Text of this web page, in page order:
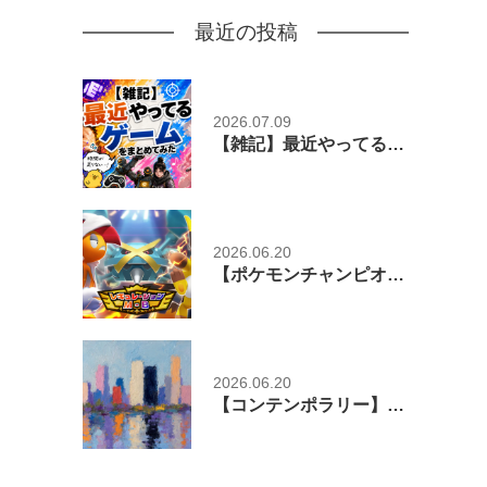
最近の投稿
2026.07.09
【雑記】最近やってるゲームをまとめてみた
2026.06.20
【ポケモンチャンピオンズ】レギュレーションM-Bで増えたメガシンカポケモンざっくりまとめ！【スマホ版リリース】
2026.06.20
【コンテンポラリー】Contemporary ーざっくり辞書ー